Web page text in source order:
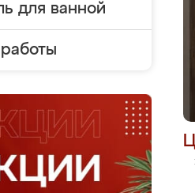
для ванной